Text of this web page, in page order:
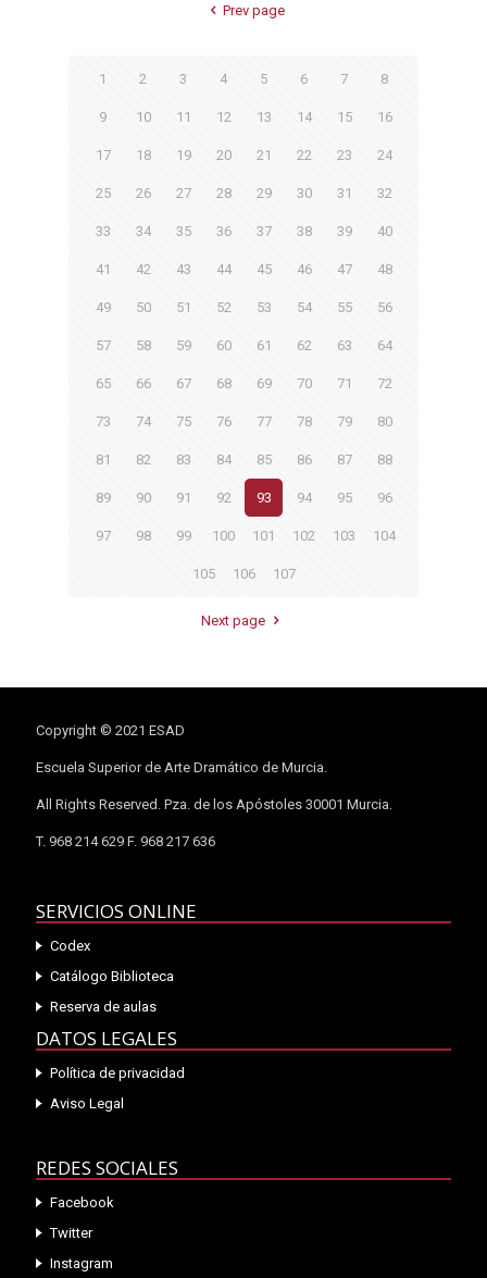
Prev page
1 2 3 4 5 6 7 8
9 10 11 12 13 14 15 16
17 18 19 20 21 22 23 24
25 26 27 28 29 30 31 32
33 34 35 36 37 38 39 40
41 42 43 44 45 46 47 48
49 50 51 52 53 54 55 56
57 58 59 60 61 62 63 64
65 66 67 68 69 70 71 72
73 74 75 76 77 78 79 80
81 82 83 84 85 86 87 88
89 90 91 92 93 94 95 96
97 98 99 100 101 102 103 104
105 106 107
Next page
Copyright © 2021 ESAD
Escuela Superior de Arte Dramático de Murcia.
All Rights Reserved. Pza. de los Apóstoles 30001 Murcia.
T. 968 214 629 F. 968 217 636
SERVICIOS ONLINE
Codex
Catálogo Biblioteca
Reserva de aulas
DATOS LEGALES
Política de privacidad
Aviso Legal
REDES SOCIALES
Facebook
Twitter
Instagram